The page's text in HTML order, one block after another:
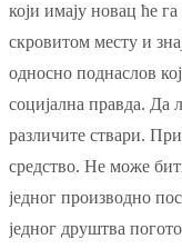
који имају новац ће
скровитом месту и
односно поднаслов
социјална правда. Да
различите ствари.
средство. Не може
једног производно
једног друштва